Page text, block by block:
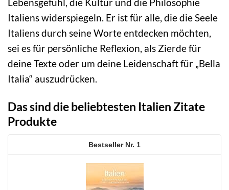
Italiens widerspiegeln. Er ist für alle, die die Seele
Italiens durch seine Worte entdecken möchten,
sei es für persönliche Reflexion, als Zierde für
deine Texte oder um deine Leidenschaft für „Bella
Italia“ auszudrücken.
Das sind die beliebtesten Italien Zitate
Produkte
1